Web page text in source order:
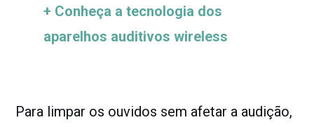
+ Conheça a tecnologia dos
aparelhos auditivos wireless
Para limpar os ouvidos sem afetar a audição,